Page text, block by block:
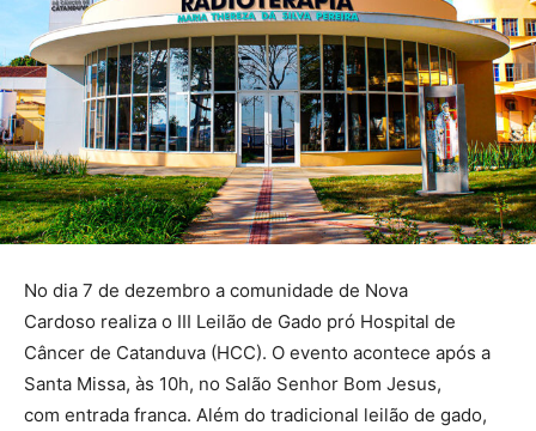
No dia 7 de dezembro a comunidade de Nova
Cardoso realiza o III Leilão de Gado pró Hospital de
Câncer de Catanduva (HCC). O evento acontece após a
Santa Missa, às 10h, no Salão Senhor Bom Jesus,
com entrada franca. Além do tradicional leilão de gado,